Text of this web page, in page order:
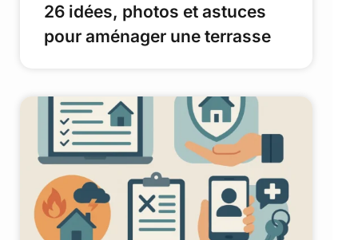
26 idées, photos et astuces
pour aménager une terrasse